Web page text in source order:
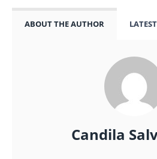
ABOUT THE AUTHOR
Candila